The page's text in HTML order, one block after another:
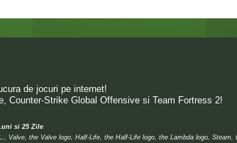
de jocuri pe internet!
Counter-Strike Global Offensive si Team Fortress 2!
si 25 Zile
Valve, the Valve logo, Half-Life, the Half-Life logo, the Lambda logo,